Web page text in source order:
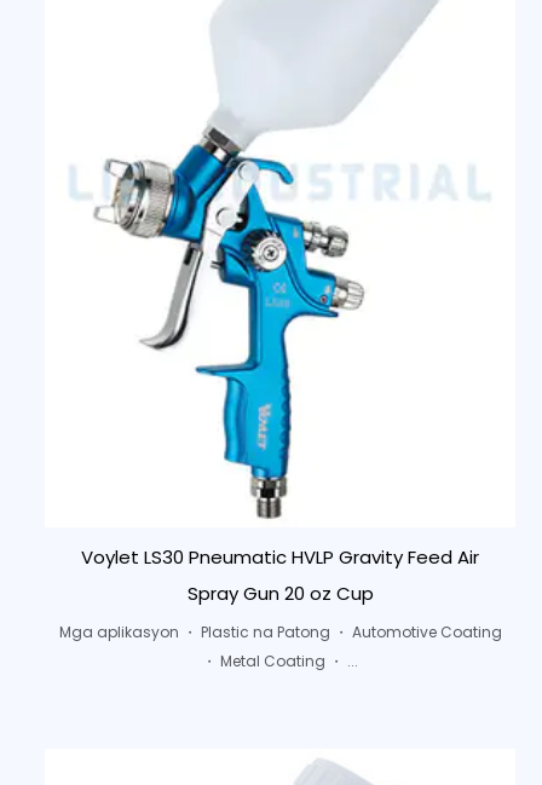
Voylet LS30 Pneumatic HVLP Gravity Feed Air
Spray Gun 20 oz Cup
Mga aplikasyon ・ Plastic na Patong ・ Automotive Coating
・ Metal Coating ・ ...